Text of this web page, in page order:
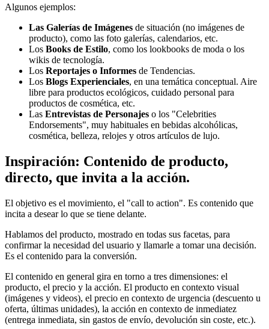
Algunos ejemplos:
Las Galerías de Imágenes de situación (no imágenes de
producto), como las foto galerías, calendarios, etc.
Los Books de Estilo, como los lookbooks de moda o los
wikis de tecnología.
Los Reportajes o Informes de Tendencias.
Los Blogs Experienciales, en una temática conceptual. Aire
libre para productos ecológicos, cuidado personal para
productos de cosmética, etc.
Las Entrevistas de Personajes o los "Celebrities
Endorsements", muy habituales en bebidas alcohólicas,
cosmética, belleza, relojes y otros artículos de lujo.
Inspiración: Contenido de producto,
directo, que invita a la acción.
El objetivo es el movimiento, el "call to action". Es contenido que
incita a desear lo que se tiene delante.
Hablamos del producto, mostrado en todas sus facetas, para
confirmar la necesidad del usuario y llamarle a tomar una decisión.
Es el contenido para la conversión.
El contenido en general gira en torno a tres dimensiones: el
producto, el precio y la acción. El producto en contexto visual
(imágenes y videos), el precio en contexto de urgencia (descuento u
oferta, últimas unidades), la acción en contexto de inmediatez
(entrega inmediata, sin gastos de envío, devolución sin coste, etc.).